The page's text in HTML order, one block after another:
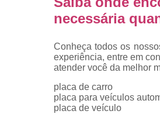
necessária
Conheça todos os
experiência, entre em
atender você da melhor
placa de carro
placa para veículos
placa de veículo